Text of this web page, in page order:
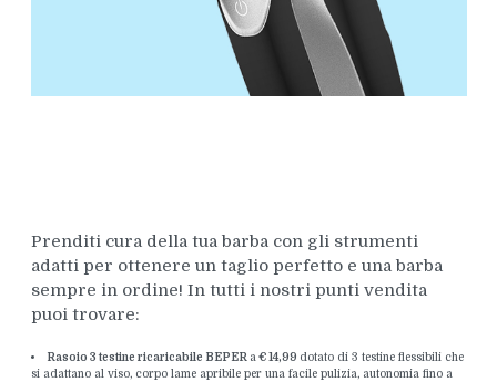
Prenditi cura della tua barba con gli strumenti
adatti per ottenere un taglio perfetto e una barba
sempre in ordine! In tutti i nostri punti vendita
puoi trovare:
Rasoio 3 testine ricaricabile BEPER a€ 14,99 dotato di 3 testine flessibili che
si adattano al viso, corpo lame apribile per una facile pulizia, autonomia fino a